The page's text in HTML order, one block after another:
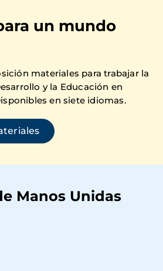
un mundo
materiales para trabajar la
y la Educación en
en siete idiomas.
Manos Unidas